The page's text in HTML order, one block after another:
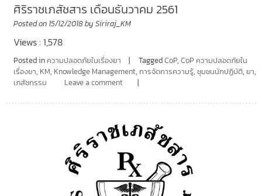
ศิริราชเภสัชสาร เดือนธันวาคม 2561
Posted on 15/12/2018by Siriraj_KM
Views : 1,578
Posted in ความปลอดภัยในเรื่องยา TaggedCoP, CoP ความปลอดภัยใน
เรื่องยา, KM, Knowledge Management, การจัดการความรู้, ชุมชนนักปฏิบัติ, ยา,
เภสัชกรรม
Leave a comment